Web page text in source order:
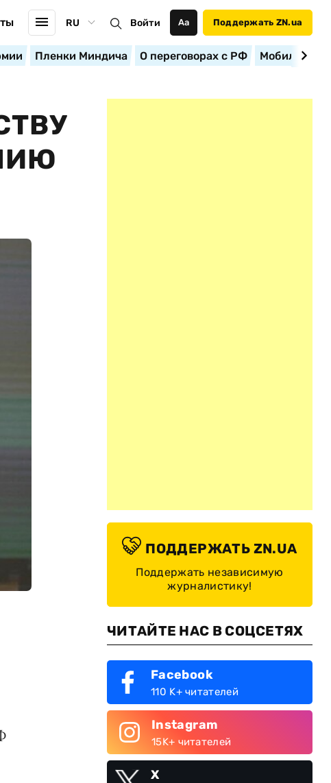
RU Войти Аа Поддержать ZN.ua
Пленки Миндича О переговорах с РФ
ПОДДЕРЖАТЬ ZN.UA
Поддержать независимую
журналистику!
ЧИТАЙТЕ НАС В СОЦСЕТЯХ
Facebook
110 K+ читателей
Instagram
15K+ читателей
X